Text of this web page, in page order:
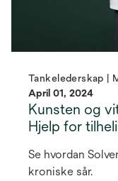
Tankelederskap |
April 01, 2024
Kunsten og
Hjelp for
Se hvordan
kroniske sår.